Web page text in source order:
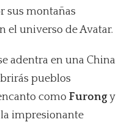
sus montañas
el universo de Avatar.
adentra en una China
pueblos
como Furongy
impresionante